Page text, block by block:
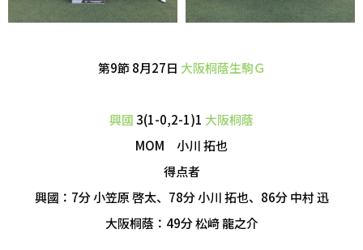
第9節 8月27日 大阪桐蔭生駒Ｇ
興國 3(1-0,2-1)1 大阪桐蔭
MOM 小川 拓也
得点者
興國：7分 小笠原 啓太、78分 小川 拓也、86分 中村 迅
大阪桐蔭：49分 松﨑 龍之介